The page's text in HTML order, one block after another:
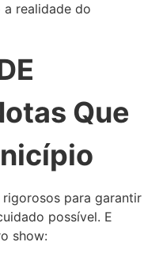
realidade do
Que
para garantir
possível. E
show: